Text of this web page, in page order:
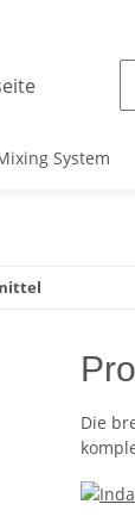
System
Die